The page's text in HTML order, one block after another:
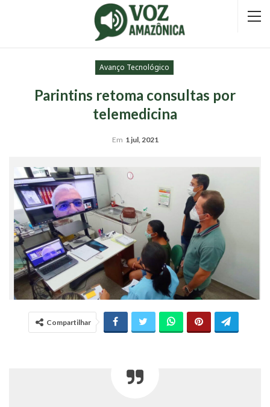
Avanço Tecnológico
Parintins retoma consultas por
telemedicina
Em 1 jul, 2021
Compartilhar